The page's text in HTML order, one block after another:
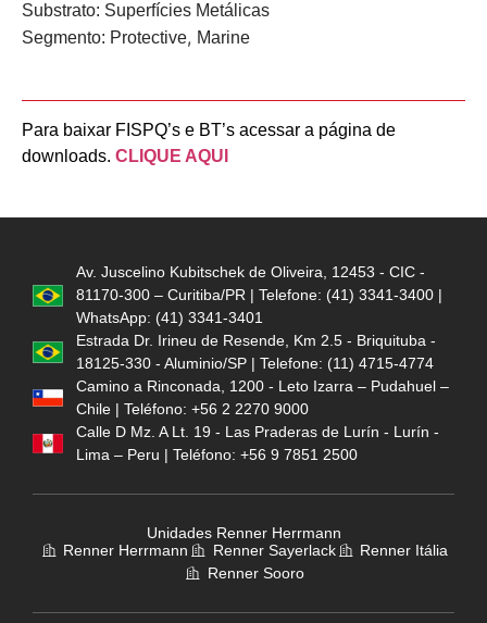
Substrato: Superfícies Metálicas
Segmento: Protective, Marine
Para baixar FISPQ’s e BT’s acessar a página de
downloads. CLIQUE AQUI
Av. Juscelino Kubitschek de Oliveira, 12453 - CIC -
81170-300 – Curitiba/PR | Telefone: (41) 3341-3400 |
WhatsApp: (41) 3341-3401
Estrada Dr. Irineu de Resende, Km 2.5 - Briquituba -
18125-330 - Aluminio/SP | Telefone: (11) 4715-4774
Camino a Rinconada, 1200 - Leto Izarra – Pudahuel –
Chile | Teléfono: +56 2 2270 9000
Calle D Mz. A Lt. 19 - Las Praderas de Lurín - Lurín -
Lima – Peru | Teléfono: +56 9 7851 2500
Unidades Renner Herrmann
Renner Herrmann
Renner Sayerlack
Renner Itália
Renner Sooro